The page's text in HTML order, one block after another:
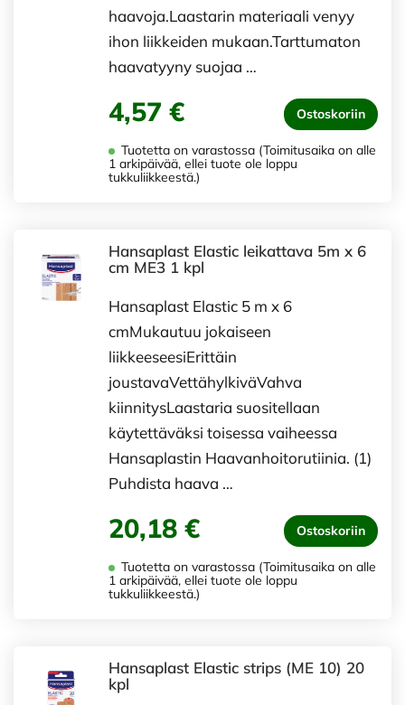
haavoja.Laastarin materiaali venyy
ihon liikkeiden mukaan.Tarttumaton
haavatyyny suojaa …
4,57 € Ostoskoriin
Tuotetta on varastossa (Toimitusaika on alle
1 arkipäivää, ellei tuote ole loppu
tukkuliikkeestä.)
Hansaplast Elastic leikattava 5m x 6
cm ME3 1 kpl
Hansaplast Elastic 5 m x 6
cmMukautuu jokaiseen
liikkeeseesiErittäin
joustavaVettähylkiväVahva
kiinnitysLaastaria suositellaan
käytettäväksi toisessa vaiheessa
Hansaplastin Haavanhoitorutiinia. (1)
Puhdista haava …
20,18 € Ostoskoriin
Tuotetta on varastossa (Toimitusaika on alle
1 arkipäivää, ellei tuote ole loppu
tukkuliikkeestä.)
Hansaplast Elastic strips (ME 10) 20
kpl